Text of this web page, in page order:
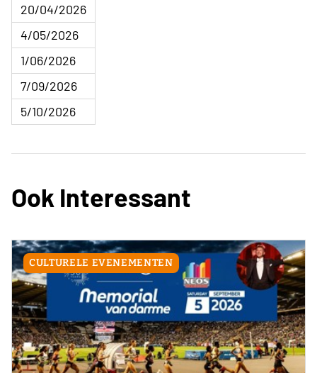
20/04/2026
4/05/2026
1/06/2026
7/09/2026
5/10/2026
Ook Interessant
CULTURELE EVENEMENTEN